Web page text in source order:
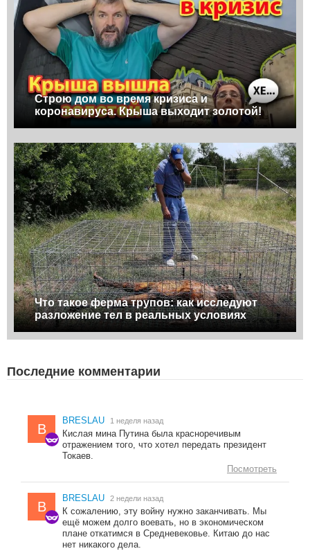
Строю дом во время кризиса и
коронавируса. Крыша выходит золотой!
Что такое ферма трупов: как исследуют
разложение тел в реальных условиях
Последние комментарии
B
BRESLAU 1 неделя назад
Кислая мина Путина была красноречивым
отражением того, что хотел передать президент
Токаев.
Посмотреть
B
BRESLAU 2 недели назад
К сожалению, эту войну нужно заканчивать. Мы
ещё можем долго воевать, но в экономическом
плане откатимся в Средневековье. Китаю до нас
нет никакого дела.